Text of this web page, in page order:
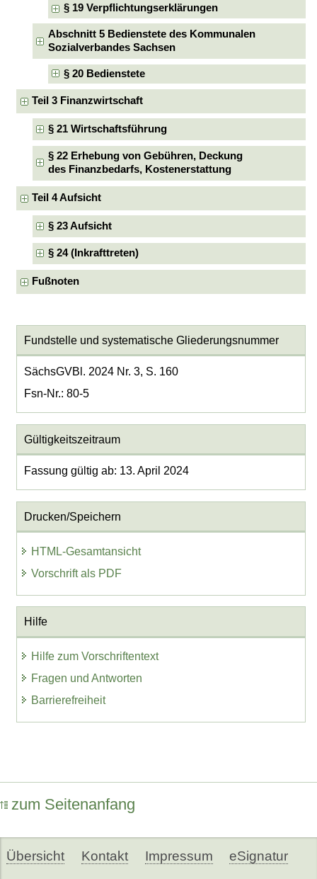
§ 19 Verpflichtungserklärungen
Abschnitt 5 Bedienstete des Kommunalen
Sozialverbandes Sachsen
§ 20 Bedienstete
Teil 3 Finanzwirtschaft
§ 21 Wirtschaftsführung
§ 22 Erhebung von Gebühren, Deckung
des Finanzbedarfs, Kostenerstattung
Teil 4 Aufsicht
§ 23 Aufsicht
§ 24 (Inkrafttreten)
Fußnoten
Fundstelle und systematische Gliederungsnummer
SächsGVBl. 2024 Nr. 3, S. 160
Fsn-Nr.: 80-5
Gültigkeitszeitraum
Fassung gültig ab: 13. April 2024
Drucken/Speichern
HTML-Gesamtansicht
Vorschrift als PDF
Hilfe
Hilfe zum Vorschriftentext
Fragen und Antworten
Barrierefreiheit
zum Seitenanfang
Übersicht Kontakt Impressum eSignatur